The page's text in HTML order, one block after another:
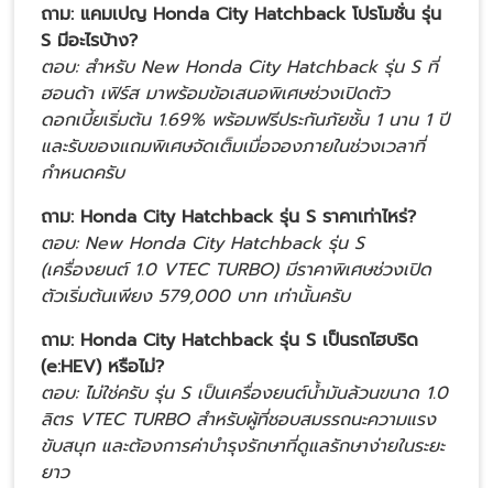
ถาม: แคมเปญ Honda City Hatchback โปรโมชั่น รุ่น
S มีอะไรบ้าง?
ตอบ: สำหรับ New Honda City Hatchback รุ่น S ที่
ฮอนด้า เฟิร์ส มาพร้อมข้อเสนอพิเศษช่วงเปิดตัว
ดอกเบี้ยเริ่มต้น 1.69% พร้อมฟรีประกันภัยชั้น 1 นาน 1 ปี
และรับของแถมพิเศษจัดเต็มเมื่อจองภายในช่วงเวลาที่
กำหนดครับ
ถาม: Honda City Hatchback รุ่น S ราคาเท่าไหร่?
ตอบ: New Honda City Hatchback รุ่น S
(เครื่องยนต์ 1.0 VTEC TURBO) มีราคาพิเศษช่วงเปิด
ตัวเริ่มต้นเพียง 579,000 บาท เท่านั้นครับ
ถาม: Honda City Hatchback รุ่น S เป็นรถไฮบริด
(e:HEV) หรือไม่?
ตอบ: ไม่ใช่ครับ รุ่น S เป็นเครื่องยนต์น้ำมันล้วนขนาด 1.0
ลิตร VTEC TURBO สำหรับผู้ที่ชอบสมรรถนะความแรง
ขับสนุก และต้องการค่าบำรุงรักษาที่ดูแลรักษาง่ายในระยะ
ยาว